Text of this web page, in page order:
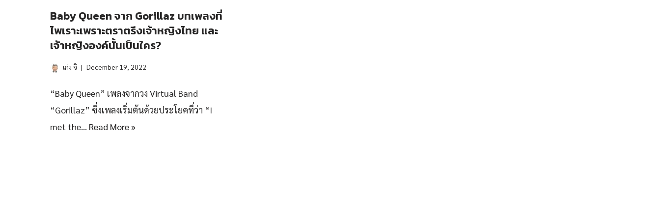
Baby Queen จาก Gorillaz บทเพลงที่
ไพเราะเพราะตราตรึงเจ้าหญิงไทย และ
เจ้าหญิงองค์นั้นเป็นใคร?
เก่ง จิ December 19, 2022
“Baby Queen” เพลงจากวง Virtual Band
“Gorillaz” ซึ่งเพลงเริ่มต้นด้วยประโยคที่ว่า “I
met the… Read More »